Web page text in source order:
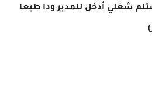
شغلي أدخل للمدير ودا طبعا